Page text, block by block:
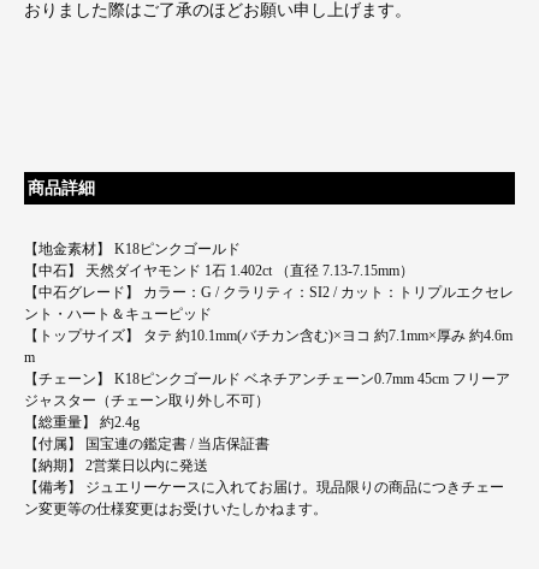
おりました際はご了承のほどお願い申し上げます。
商品詳細
【地金素材】 K18ピンクゴールド
【中石】 天然ダイヤモンド 1石 1.402ct （直径 7.13-7.15mm）
【中石グレード】 カラー：G / クラリティ：SI2 / カット：トリプルエクセレ
ント・ハート＆キューピッド
【トップサイズ】 タテ 約10.1mm(バチカン含む)×ヨコ 約7.1mm×厚み 約4.6m
m
【チェーン】 K18ピンクゴールド ベネチアンチェーン0.7mm 45cm フリーア
ジャスター（チェーン取り外し不可）
【総重量】 約2.4g
【付属】 国宝連の鑑定書 / 当店保証書
【納期】 2営業日以内に発送
【備考】 ジュエリーケースに入れてお届け。現品限りの商品につきチェー
ン変更等の仕様変更はお受けいたしかねます。